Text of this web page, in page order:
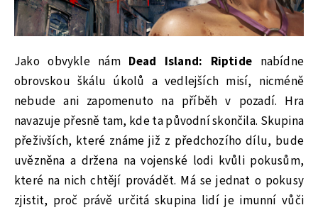
Jako obvykle nám Dead Island: Riptide nabídne
obrovskou škálu úkolů a vedlejších misí, nicméně
nebude ani zapomenuto na příběh v pozadí. Hra
navazuje přesně tam, kde ta původní skončila. Skupina
přeživších, které známe již z předchozího dílu, bude
uvězněna a držena na vojenské lodi kvůli pokusům,
které na nich chtějí provádět. Má se jednat o pokusy
zjistit, proč právě určitá skupina lidí je imunní vůči